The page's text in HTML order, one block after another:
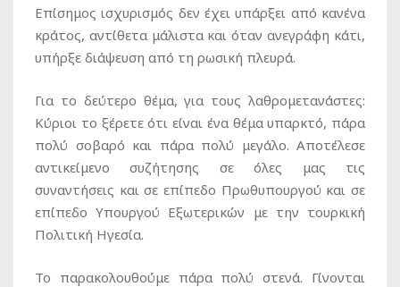
Επίσημος ισχυρισμός δεν έχει υπάρξει από κανένα
κράτος, αντίθετα μάλιστα και όταν ανεγράφη κάτι,
υπήρξε διάψευση από τη ρωσική πλευρά.
Για το δεύτερο θέμα, για τους λαθρομετανάστες:
Κύριοι το ξέρετε ότι είναι ένα θέμα υπαρκτό, πάρα
πολύ σοβαρό και πάρα πολύ μεγάλο. Αποτέλεσε
αντικείμενο συζήτησης σε όλες μας τις
συναντήσεις και σε επίπεδο Πρωθυπουργού και σε
επίπεδο Υπουργού Εξωτερικών με την τουρκική
Πολιτική Ηγεσία.
Το παρακολουθούμε πάρα πολύ στενά. Γίνονται